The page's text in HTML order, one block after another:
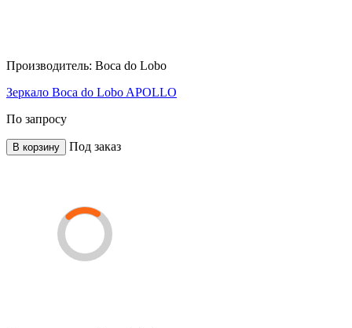
Производитель: Boca do Lobo
Зеркало Boca do Lobo APOLLO
По запросу
В корзину Под заказ